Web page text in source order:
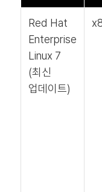
Red Hat
Enterprise
Linux 7
(최신
업데이트)